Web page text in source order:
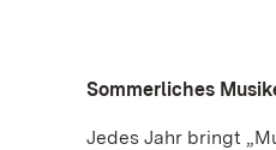
Sommerliches
Jedes Jahr bringt